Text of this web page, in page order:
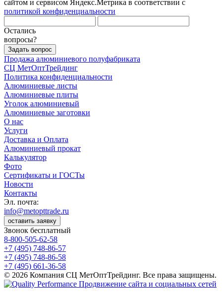
сайтом и сервисом Яндекс.Метрика в соответствии с
политикой конфиденциальности
Остались
вопросы?
Задать вопрос
Продажа алюминиевого полуфабриката
СЦ МетОптТрейдинг
Политика конфиденциальности
Алюминиевые листы
Алюминиевые плиты
Уголок алюминиевый
Алюминиевые заготовки
О нас
Услуги
Доставка и Оплата
Алюминиевый прокат
Калькулятор
Фото
Сертификаты и ГОСТы
Новости
Контакты
Эл. почта:
info@metopttrade.ru
оставить заявку
Звонок бесплатный
8-800-505-62-58
+7 (495) 748-86-57
+7 (495) 748-86-58
+7 (495) 661-36-58
© 2026 Компания СЦ МетОптТрейдинг. Все права защищены.
Продвижение сайта и социальных сетей